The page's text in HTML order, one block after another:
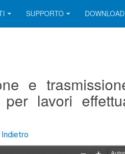
SUPPORTO DOWNLOAD
e
lavori
Indietro